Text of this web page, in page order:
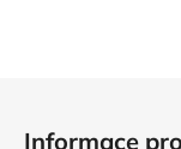
Informace